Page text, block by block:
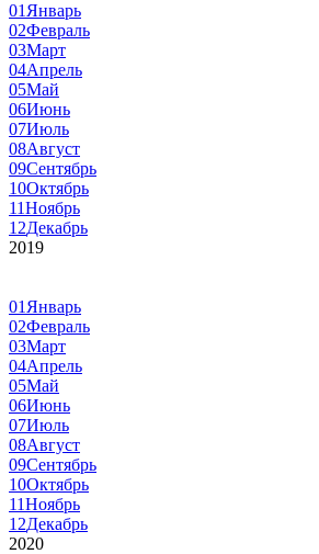
01 Январь
02Февраль
03Март
04Апрель
05Май
06Июнь
07Июль
08Август
09Сентябрь
10Октябрь
11Ноябрь
12Декабрь
2019
01 Январь
02Февраль
03Март
04Апрель
05Май
06Июнь
07Июль
08Август
09Сентябрь
10Октябрь
11Ноябрь
12Декабрь
2020